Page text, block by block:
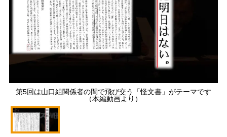
第5回は山口組関係者の間で飛び交う「怪文書」がテーマです
（本編動画より）